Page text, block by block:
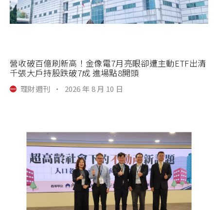
營收破百億刷新高！金像電7月亮眼卻遭主動ETF出清
千張大戶持股跌破7成 進場點8開頭
理財週刊 · 2026 年 8 月 10 日